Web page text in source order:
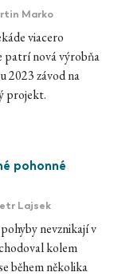
Marko
viacero
patrí nová výrobňa
2023 závod na
projekt.
pohonné
Lajsek
nevznikají v
kolem
během několika